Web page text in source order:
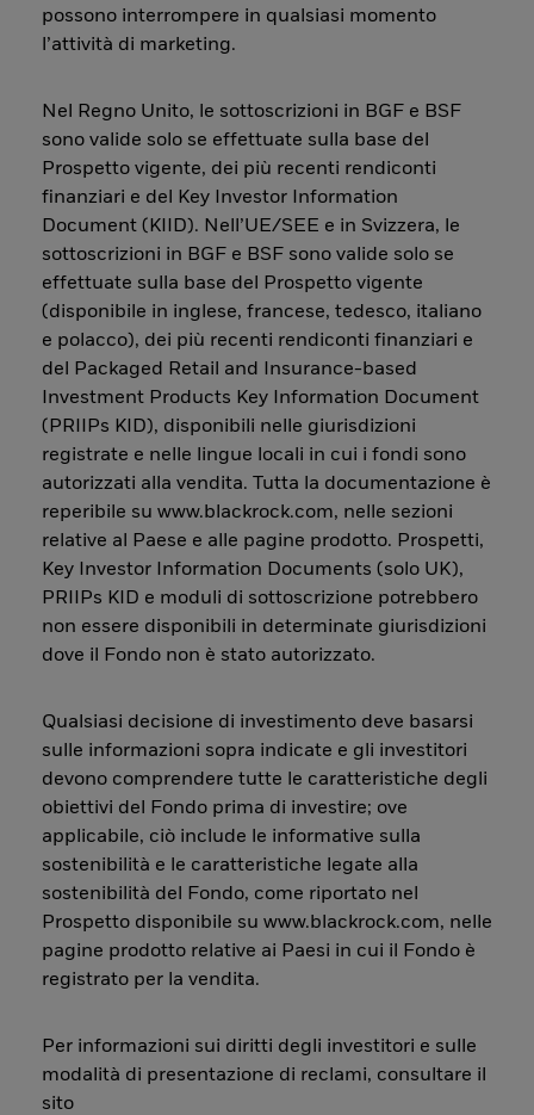
possono interrompere in qualsiasi momento
l’attività di marketing.
Nel Regno Unito, le sottoscrizioni in BGF e BSF
sono valide solo se effettuate sulla base del
Prospetto vigente, dei più recenti rendiconti
finanziari e del Key Investor Information
Document (KIID). Nell’UE/SEE e in Svizzera, le
sottoscrizioni in BGF e BSF sono valide solo se
effettuate sulla base del Prospetto vigente
(disponibile in inglese, francese, tedesco, italiano
e polacco), dei più recenti rendiconti finanziari e
del Packaged Retail and Insurance-based
Investment Products Key Information Document
(PRIIPs KID), disponibili nelle giurisdizioni
registrate e nelle lingue locali in cui i fondi sono
autorizzati alla vendita. Tutta la documentazione è
reperibile su www.blackrock.com, nelle sezioni
relative al Paese e alle pagine prodotto. Prospetti,
Key Investor Information Documents (solo UK),
PRIIPs KID e moduli di sottoscrizione potrebbero
non essere disponibili in determinate giurisdizioni
dove il Fondo non è stato autorizzato.
Qualsiasi decisione di investimento deve basarsi
sulle informazioni sopra indicate e gli investitori
devono comprendere tutte le caratteristiche degli
obiettivi del Fondo prima di investire; ove
applicabile, ciò include le informative sulla
sostenibilità e le caratteristiche legate alla
sostenibilità del Fondo, come riportato nel
Prospetto disponibile su www.blackrock.com, nelle
pagine prodotto relative ai Paesi in cui il Fondo è
registrato per la vendita.
Per informazioni sui diritti degli investitori e sulle
modalità di presentazione di reclami, consultare il
sito